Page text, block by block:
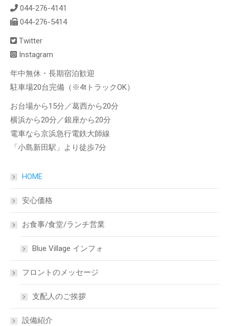
044-276-4141
044-276-5414
Twitter
Instagram
年中無休・長期宿泊歓迎
駐車場20台完備（※4tトラックOK）
お台場から15分／葛西から20分
横浜から20分／銀座から20分
電車なら京浜急行電鉄大師線
「小島新田駅」より徒歩7分
HOME
安心価格
お食事/食堂/ランチ営業
Blue Village インフォ
フロントのメッセージ
支配人のご挨拶
設備紹介